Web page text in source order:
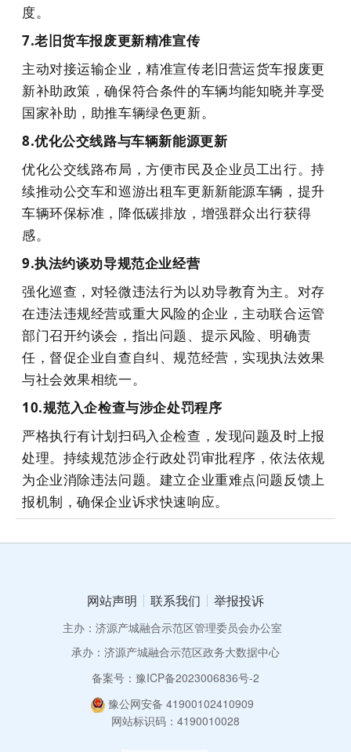
度。
7.老旧货车报废更新精准宣传
主动对接运输企业，精准宣传老旧营运货车报废更
新补助政策，确保符合条件的车辆均能知晓并享受
国家补助，助推车辆绿色更新。
8.优化公交线路与车辆新能源更新
优化公交线路布局，方便市民及企业员工出行。持
续推动公交车和巡游出租车更新新能源车辆，提升
车辆环保标准，降低碳排放，增强群众出行获得
感。
9.执法约谈劝导规范企业经营
强化巡查，对轻微违法行为以劝导教育为主。对存
在违法违规经营或重大风险的企业，主动联合运管
部门召开约谈会，指出问题、提示风险、明确责
任，督促企业自查自纠、规范经营，实现执法效果
与社会效果相统一。
10.规范入企检查与涉企处罚程序
严格执行有计划扫码入企检查，发现问题及时上报
处理。持续规范涉企行政处罚审批程序，依法依规
为企业消除违法问题。建立企业重难点问题反馈上
报机制，确保企业诉求快速响应。
网站声明 联系我们 举报投诉
主办：济源产城融合示范区管理委员会办公室
承办：济源产城融合示范区政务大数据中心
备案号：豫ICP备2023006836号-2
豫公网安备 41900102410909
网站标识码：4190010028